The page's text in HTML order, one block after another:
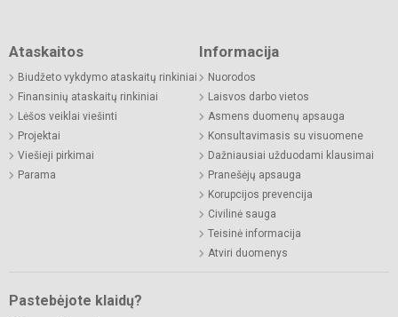
Ataskaitos
Biudžeto vykdymo ataskaitų rinkiniai
Finansinių ataskaitų rinkiniai
Lėšos veiklai viešinti
Projektai
Viešieji pirkimai
Parama
Informacija
Nuorodos
Laisvos darbo vietos
Asmens duomenų apsauga
Konsultavimasis su visuomene
Dažniausiai užduodami klausimai
Pranešėjų apsauga
Korupcijos prevencija
Civilinė sauga
Teisinė informacija
Atviri duomenys
Pastebėjote klaidų?